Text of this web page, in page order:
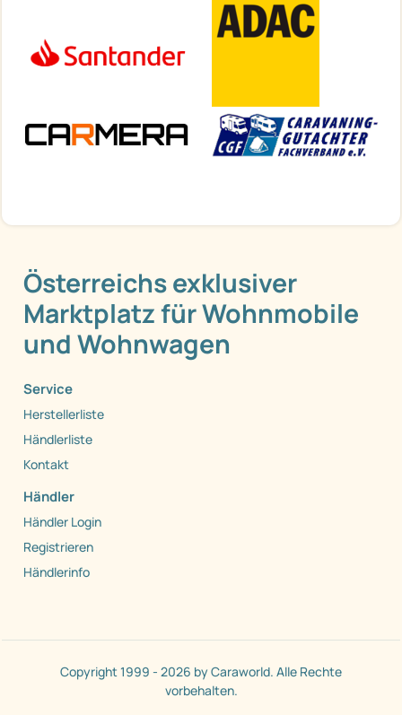
Suchkriterien speichern
Österreichs exklusiver
Marktplatz für Wohnmobile
und Wohnwagen
Service
Herstellerliste
Händlerliste
Kontakt
Händler
Händler Login
Registrieren
Händlerinfo
Copyright 1999 - 2026 by Caraworld. Alle Rechte
vorbehalten.